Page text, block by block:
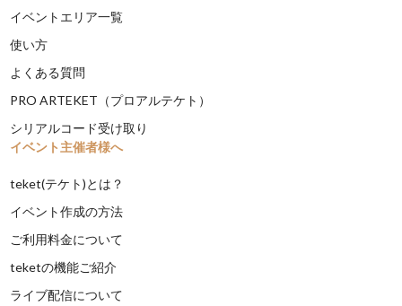
イベントエリア一覧
使い方
よくある質問
PRO ARTEKET（プロアルテケト）
シリアルコード受け取り
イベント主催者様へ
teket(テケト)とは？
イベント作成の方法
ご利用料金について
teketの機能ご紹介
ライブ配信について